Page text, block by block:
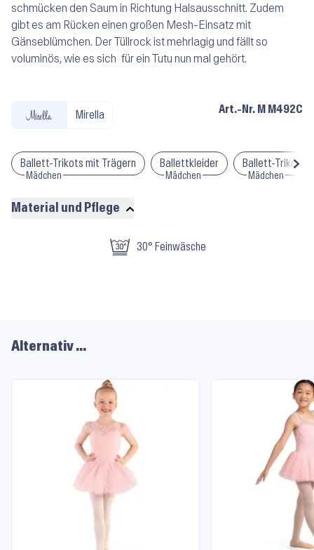
schmücken den Saum in Richtung Halsausschnitt. Zudem
gibt es am Rücken einen großen Mesh-Einsatz mit
Gänseblümchen. Der Tüllrock ist mehrlagig und fällt so
voluminös, wie es sich für ein Tutu nun mal gehört.
Mirella Art.-Nr. M M492C
Ballett-Trikots mit Trägern
Mädchen
Ballettkleider
Mädchen
Ballett-Trikots
Mädchen
Material und Pflege
30° Feinwäsche
Alternativ …